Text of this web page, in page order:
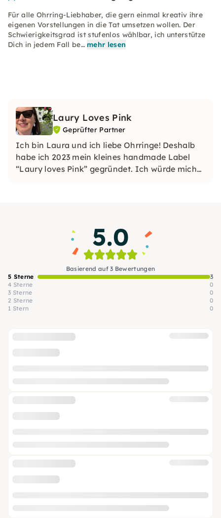
Für alle Ohrring-Liebhaber, die gern einmal kreativ ihre
eigenen Vorstellungen in die Tat umsetzen wollen. Der
Schwierigkeitsgrad ist stufenlos wählbar, ich unterstütze
Dich in jedem Fall be… mehr lesen
Laury Loves Pink
Geprüfter Partner
Ich bin Laura und ich liebe Ohrringe! Deshalb
habe ich 2023 mein kleines handmade Label
“Laury loves Pink” gegründet. Ich würde mich
5.0
Basierend auf 3 Bewertungen
5 Sterne
3
4 Sterne
0
3 Sterne
0
2 Sterne
0
1 Stern
0